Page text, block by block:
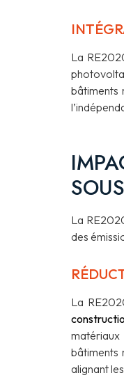
La
bâtiments
La
des
La
matériaux
bâtiments
alignant